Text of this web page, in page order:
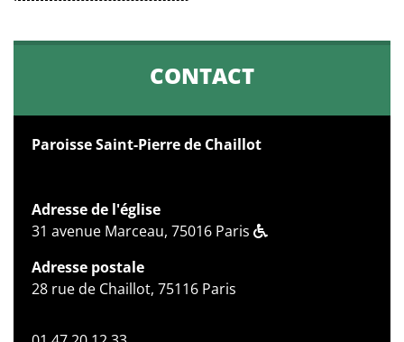
CONTACT
Paroisse Saint-Pierre de Chaillot
Adresse de l'église
31 avenue Marceau, 75016 Paris
Adresse postale
28 rue de Chaillot, 75116 Paris